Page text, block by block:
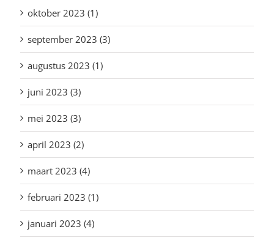
oktober 2023 (1)
september 2023 (3)
augustus 2023 (1)
juni 2023 (3)
mei 2023 (3)
april 2023 (2)
maart 2023 (4)
februari 2023 (1)
januari 2023 (4)